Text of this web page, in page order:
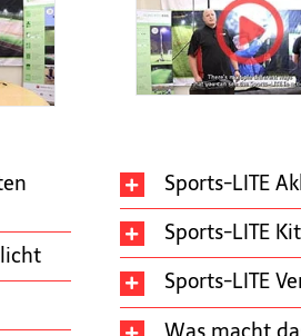
Sports-LITE
Sports-LITE
Sports-LITE